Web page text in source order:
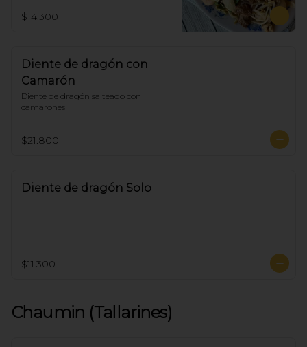
$14.300
Diente de dragón con
Camarón
Diente de dragón salteado con
camarones
$21.800
Diente de dragón Solo
$11.300
Chaumin (Tallarines)